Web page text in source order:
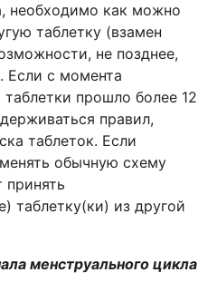
необходимо как можно
таблетку (взамен
не позднее,
Если с момента
прошло более 12
правил,
таблеток. Если
обычную схему
принять
таблетку(ки) из другой
менструального цикла